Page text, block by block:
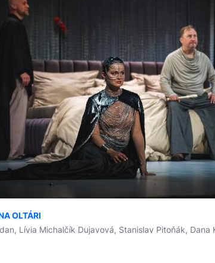
OLTÁRI
Lívia Michalčík Dujavová, Stanislav Pitoňák, Dana